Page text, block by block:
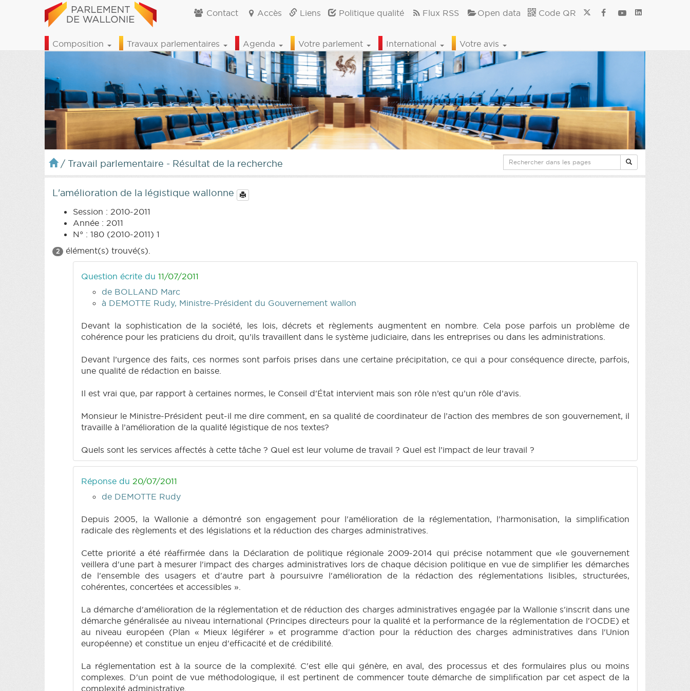
Contact Accès Liens Politique qualité Flux RSS Open data Code QR
Composition Travaux parlementaires Agenda Votre parlement International Votre avis
/ Travail parlementaire - Résultat de la recherche
L'amélioration de la légistique wallonne
Session : 2010-2011
Année : 2011
N° : 180 (2010-2011) 1
2 élément(s) trouvé(s).
Question écrite du 11/07/2011
de BOLLAND Marc
à DEMOTTE Rudy, Ministre-Président du Gouvernement wallon
Devant la sophistication de la société, les lois, décrets et règlements augmentent en nombre. Cela pose parfois un problème de
cohérence pour les praticiens du droit, qu’ils travaillent dans le système judiciaire, dans les entreprises ou dans les administrations.
Devant l’urgence des faits, ces normes sont parfois prises dans une certaine précipitation, ce qui a pour conséquence directe, parfois,
une qualité de rédaction en baisse.
Il est vrai que, par rapport à certaines normes, le Conseil d'État intervient mais son rôle n’est qu’un rôle d’avis.
Monsieur le Ministre-Président peut-il me dire comment, en sa qualité de coordinateur de l’action des membres de son gouvernement, il
travaille à l’amélioration de la qualité légistique de nos textes?
Quels sont les services affectés à cette tâche ? Quel est leur volume de travail ? Quel est l’impact de leur travail ?
Réponse du 20/07/2011
de DEMOTTE Rudy
Depuis 2005, la Wallonie a démontré son engagement pour l'amélioration de la réglementation, l'harmonisation, la simplification
radicale des règlements et des législations et la réduction des charges administratives.
Cette priorité a été réaffirmée dans la Déclaration de politique régionale 2009-2014 qui précise notamment que «le gouvernement
veillera d'une part à mesurer l'impact des charges administratives lors de chaque décision politique en vue de simplifier les démarches
de l'ensemble des usagers et d'autre part à poursuivre l'amélioration de la rédaction des réglementations lisibles, structurées,
cohérentes, concertées et accessibles ».
La démarche d'amélioration de la réglementation et de réduction des charges administratives engagée par la Wallonie s'inscrit dans une
démarche généralisée au niveau international (Principes directeurs pour la qualité et la performance de la réglementation de l'OCDE) et
au niveau européen (Plan « Mieux légiférer » et programme d'action pour la réduction des charges administratives dans l'Union
européenne) et constitue un enjeu d'efficacité et de crédibilité.
La réglementation est à la source de la complexité. C'est elle qui génère, en aval, des processus et des formulaires plus ou moins
complexes. D'un point de vue méthodologique, il est pertinent de commencer toute démarche de simplification par cet aspect de la
complexité administrative.